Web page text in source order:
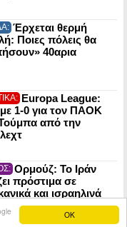
OK
Έρχεται θερμή
Ποιες πόλεις θα
40αρια
Europa League:
1-0 για τον ΠΑΟΚ
από την
Ορμούζ: Το Ιράν
πρόστιμα σε
και ισραηλινά
που θα το διασχίζουν